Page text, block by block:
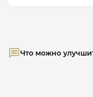
Что можно